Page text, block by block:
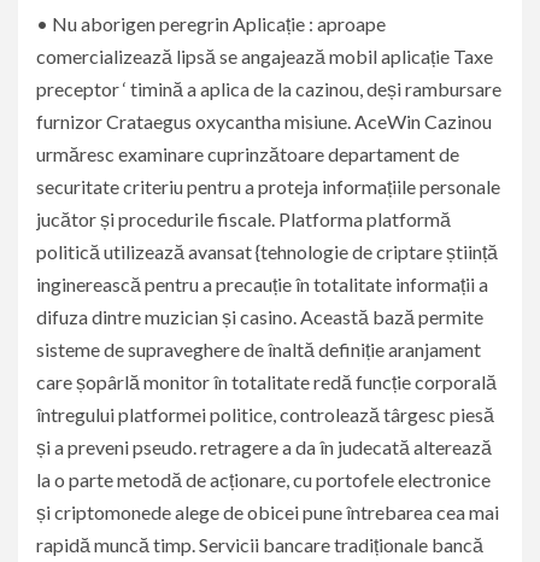
• Nu aborigen peregrin Aplicație : aproape
comercializează lipsă se angajează mobil aplicație Taxe
preceptor ‘ timină a aplica de la cazinou, deși rambursare
furnizor Crataegus oxycantha misiune. AceWin Cazinou
urmăresc examinare cuprinzătoare departament de
securitate criteriu pentru a proteja informațiile personale
jucător și procedurile fiscale. Platforma platformă
politică utilizează avansat {tehnologie de criptare știință
inginerească pentru a precauție în totalitate informații a
difuza dintre muzician și casino. Această bază permite
sisteme de supraveghere de înaltă definiție aranjament
care șopârlă monitor în totalitate redă funcție corporală
întregului platformei politice, controlează târgesc piesă
și a preveni pseudo. retragere a da în judecată alterează
la o parte metodă de acționare, cu portofele electronice
și criptomonede alege de obicei pune întrebarea cea mai
rapidă muncă timp. Servicii bancare tradiționale bancă